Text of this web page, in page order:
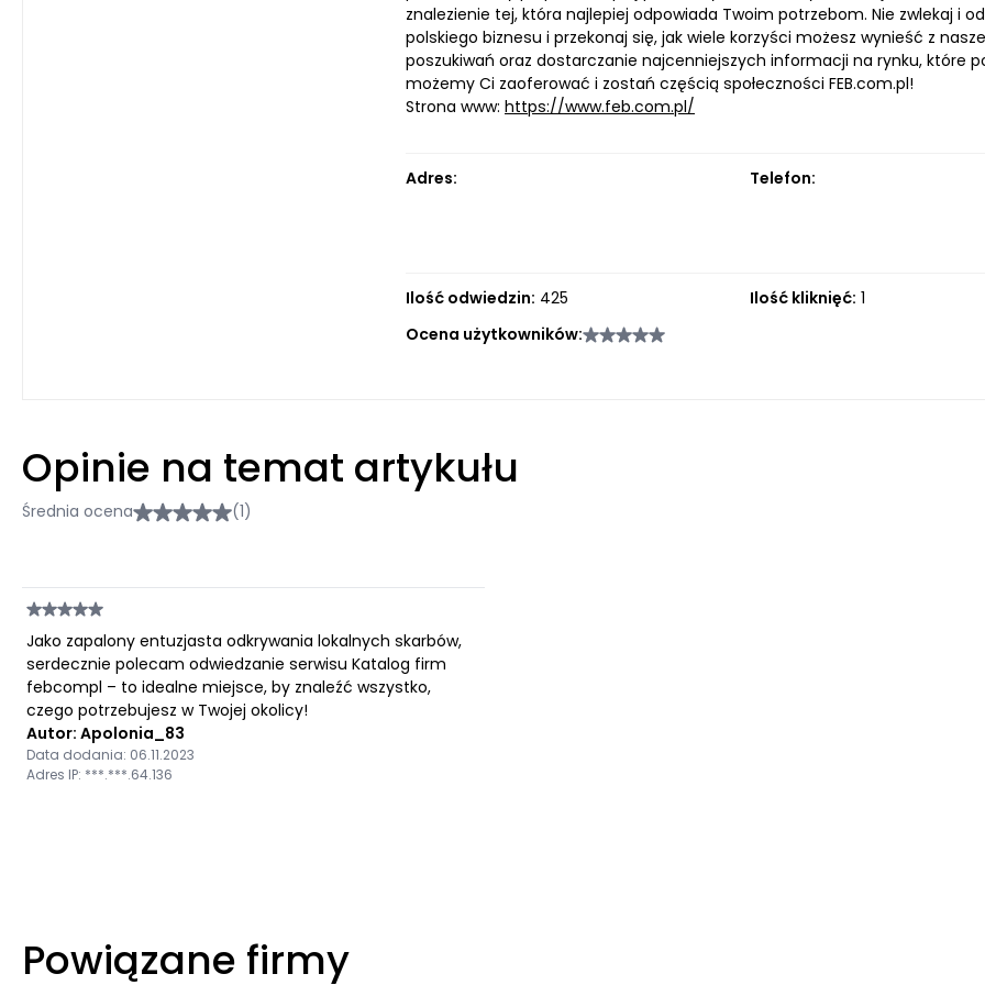
znalezienie tej, która najlepiej odpowiada Twoim potrzebom. Nie zwlekaj i
polskiego biznesu i przekonaj się, jak wiele korzyści możesz wynieść z
poszukiwań oraz dostarczanie najcenniejszych informacji na rynku, które
możemy Ci zaoferować i zostań częścią społeczności FEB.com.pl!
Strona www: https://www.feb.com.pl/
Adres: Telefon:
Ilość odwiedzin: 425 Ilość kliknięć: 1
Ocena użytkowników:
Opinie na temat artykułu
Średnia ocena (1)
Jako zapalony entuzjasta odkrywania lokalnych skarbów,
serdecznie polecam odwiedzanie serwisu Katalog firm
febcompl – to idealne miejsce, by znaleźć wszystko,
czego potrzebujesz w Twojej okolicy!
Autor: Apolonia_83
Data dodania: 06.11.2023
Adres IP: ***.***.64.136
Powiązane firmy